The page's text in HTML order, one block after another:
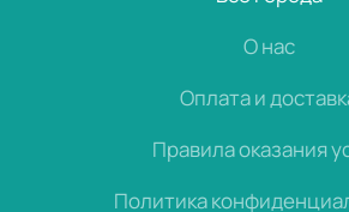
О нас
Оплата и
Правила оказания
Политика